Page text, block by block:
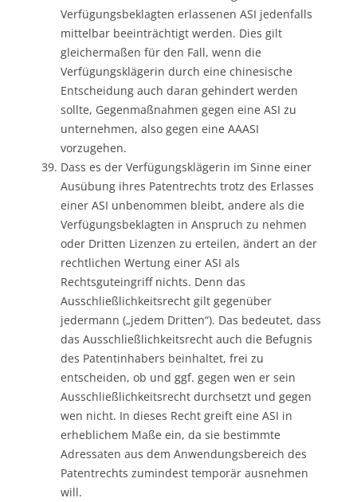
Verfügungsbeklagten erlassenen ASI jedenfalls
mittelbar beeinträchtigt werden. Dies gilt
gleichermaßen für den Fall, wenn die
Verfügungsklägerin durch eine chinesische
Entscheidung auch daran gehindert werden
sollte, Gegenmaßnahmen gegen eine ASI zu
unternehmen, also gegen eine AAASI
vorzugehen.
Dass es der Verfügungsklägerin im Sinne einer
Ausübung ihres Patentrechts trotz des Erlasses
einer ASI unbenommen bleibt, andere als die
Verfügungsbeklagten in Anspruch zu nehmen
oder Dritten Lizenzen zu erteilen, ändert an der
rechtlichen Wertung einer ASI als
Rechtsguteingriff nichts. Denn das
Ausschließlichkeitsrecht gilt gegenüber
jedermann („jedem Dritten“). Das bedeutet, dass
das Ausschließlichkeitsrecht auch die Befugnis
des Patentinhabers beinhaltet, frei zu
entscheiden, ob und ggf. gegen wen er sein
Ausschließlichkeitsrecht durchsetzt und gegen
wen nicht. In dieses Recht greift eine ASI in
erheblichem Maße ein, da sie bestimmte
Adressaten aus dem Anwendungsbereich des
Patentrechts zumindest temporär ausnehmen
will.